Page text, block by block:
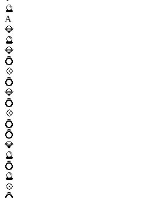
🔮
A
💎
🔮
💎
💍
💠
💍
💎
💍
💠
💍
💍
💎
🔮
💍
🔮
💠